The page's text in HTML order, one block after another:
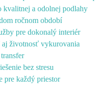
kvalitnej a odolnej podlahy
ročnom období
pre dokonalý interiér
životnosť vykurovania
bez stresu
pre každý priestor